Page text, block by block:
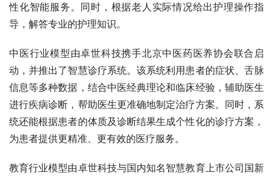
性化智能服务。同时，根据老人实际情况给出护理操作指
导，解答专业的护理知识。
中医行业模型由卓世科技携手北京中医药医养协会联合启
动，并推出了智慧诊疗系统。该系统利用患者的症状、舌脉
信息等多种数据，结合中医经典理论和临床经验，辅助医生
进行疾病诊断，帮助医生更准确地制定治疗方案。同时，系
统还能根据患者的体质及诊断结果生成个性化的诊疗方案，
为患者提供更精准、更有效的医疗服务。
教育行业模型由卓世科技与国内知名智慧教育上市公司国新